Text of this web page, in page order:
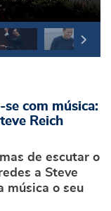
com música:
Reich
de escutar o
a Steve
música o seu